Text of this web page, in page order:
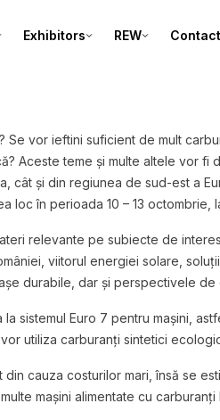
Exhibitors REW
Se vor ieftini suficient de mult
Aceste teme și multe altele vor fi
cât și din regiunea de sud-est a
în perioada 10 – 13 octombrie,
relevante pe subiecte de
viitorul energiei solare,
durabile, dar și perspectivele
sistemul Euro 7 pentru mașini,
utiliza carburanți sintetici
cauza costurilor mari, însă se
mașini alimentate cu carburanți